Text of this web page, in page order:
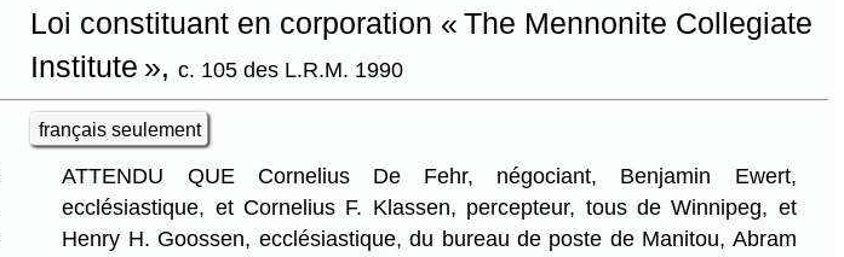
Loi constituant en corporation « The Mennonite Collegiate
Institute », c. 105 des L.R.M. 1990
français seulement
ATTENDU QUE Cornelius De Fehr, négociant, Benjamin Ewert,
ecclésiastique, et Cornelius F. Klassen, percepteur, tous de Winnipeg, et
Henry H. Goossen, ecclésiastique, du bureau de poste de Manitou, Abram